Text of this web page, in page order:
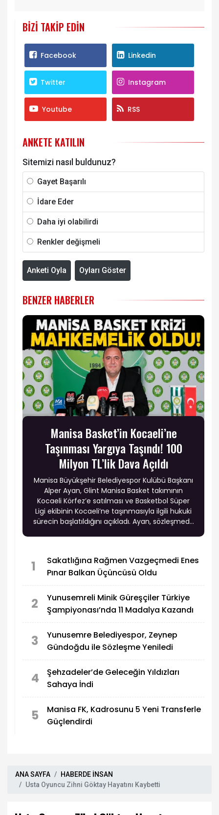
BIZI TAKIP EDIN
Facebook Linkedin
Twitter Instagram
Youtube RSS
ANKETE KATILIN
Sitemizi nasıl buldunuz?
Gayet Başarılı
İdare Eder
Daha iyi olabilirdi
Renkler değişmeli
Anketi Oyla Oyları Göster
BENZER HABERLER
Manisa Basket’in Kocaeli’ne
Taşınması Yargıya Taşındı! 100
Milyon TL’lik Dava Açıldı
Manisa Büyükşehir Belediyespor Kulübü Başkanı
Alper Ayan, Glint Manisa Basket takımının
Kocaeli Körfez’e satılması ve Basketbol Süper
Ligi ekibinin Kocaeli’ne taşınmasıyla ilgili hukuki
sürecin başlatıldığını açıkladı. Ayan, sözleşmede
1
Sakatlığına Rağmen Vazgeçmedi Enes
Pınar Balkan Üçüncüsü Oldu
2
Yunusemreli Minik Güreşçiler Türkiye
Şampiyonası’nda 11 Madalya Kazandı
3
Yunusemre Belediyespor, Zeynep
Gündoğdu ile Sözleşme Yeniledi
4
Şehzadeler’de Geleceğin Yıldızları
Sahaya İndi
5
Manisa FK, Kadrosunu 5 Yeni Transferle
Güçlendirdi
ANA SAYFA
HABERDE İNSAN
Usta Oyuncu Zihni Göktay Hayatını Kaybetti